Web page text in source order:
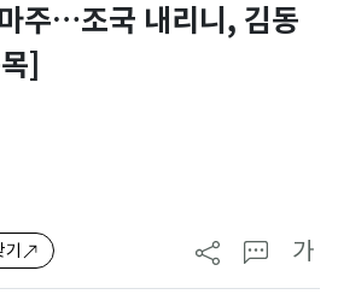
주…조국 내리니, 김동
]
기 가